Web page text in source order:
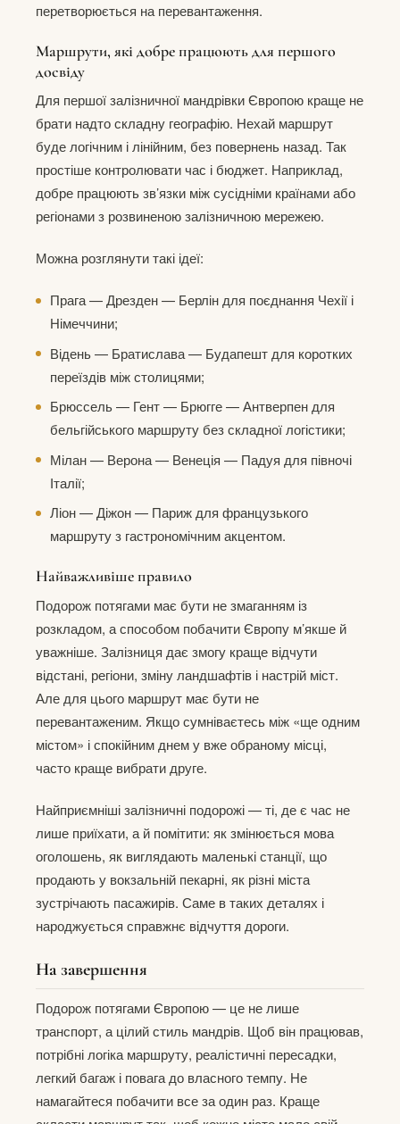
перетворюється на перевантаження.
Маршрути, які добре працюють для першого
досвіду
Для першої залізничної мандрівки Європою краще не
брати надто складну географію. Нехай маршрут
буде логічним і лінійним, без повернень назад. Так
простіше контролювати час і бюджет. Наприклад,
добре працюють зв’язки між сусідніми країнами або
регіонами з розвиненою залізничною мережею.
Можна розглянути такі ідеї:
Прага — Дрезден — Берлін для поєднання Чехії і
Німеччини;
Відень — Братислава — Будапешт для коротких
переїздів між столицями;
Брюссель — Гент — Брюгге — Антверпен для
бельгійського маршруту без складної логістики;
Мілан — Верона — Венеція — Падуя для півночі
Італії;
Ліон — Діжон — Париж для французького
маршруту з гастрономічним акцентом.
Найважливіше правило
Подорож потягами має бути не змаганням із
розкладом, а способом побачити Європу м’якше й
уважніше. Залізниця дає змогу краще відчути
відстані, регіони, зміну ландшафтів і настрій міст.
Але для цього маршрут має бути не
перевантаженим. Якщо сумніваєтесь між «ще одним
містом» і спокійним днем у вже обраному місці,
часто краще вибрати друге.
Найприємніші залізничні подорожі — ті, де є час не
лише приїхати, а й помітити: як змінюється мова
оголошень, як виглядають маленькі станції, що
продають у вокзальній пекарні, як різні міста
зустрічають пасажирів. Саме в таких деталях і
народжується справжнє відчуття дороги.
На завершення
Подорож потягами Європою — це не лише
транспорт, а цілий стиль мандрів. Щоб він працював,
потрібні логіка маршруту, реалістичні пересадки,
легкий багаж і повага до власного темпу. Не
намагайтеся побачити все за один раз. Краще